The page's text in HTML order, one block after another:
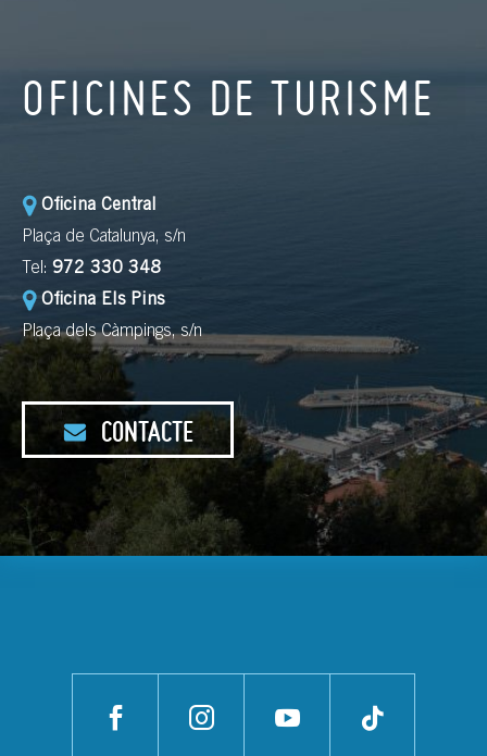
OFICINES DE TURISME
Oficina Central
Plaça de Catalunya, s/n
Tel: 972 330 348
Oficina Els Pins
Plaça dels Càmpings, s/n
CONTACTE